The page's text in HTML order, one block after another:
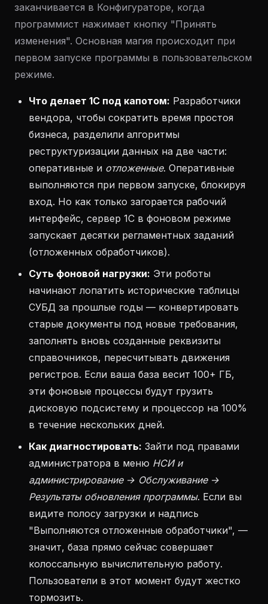
заканчивается в Конфигураторе, когда
программист нажимает кнопку "Принять
изменения". Основная магия происходит при
первом запуске программы в пользовательском
режиме.
Что делает 1С под капотом: Разработчики
вендора, чтобы сократить время простоя
бизнеса, разделили алгоритмы
реструктуризации данных на две части:
оперативные и отложенные. Оперативные
выполняются при первом запуске, блокируя
вход. Но как только загорается рабочий
интерфейс, сервер 1С в фоновом режиме
запускает десятки регламентных заданий
(отложенных обработчиков).
Суть фоновой нагрузки: Эти роботы
начинают лопатить исторические таблицы
СУБД за прошлые годы — конвертировать
старые документы под новые требования,
заполнять вновь созданные реквизиты
справочников, пересчитывать движения
регистров. Если ваша база весит 100+ ГБ,
эти фоновые процессы будут грузить
дисковую подсистему и процессор на 100%
в течение нескольких дней.
Как диагностировать: Зайти под правами
администратора в меню НСИ и
администрирование → Обслуживание →
Результаты обновления программы. Если вы
видите полосу загрузки и надпись
"Выполняются отложенные обработчики", —
значит, база прямо сейчас совершает
колоссальную вычислительную работу.
Пользователи в этот момент будут жестко
тормозить.